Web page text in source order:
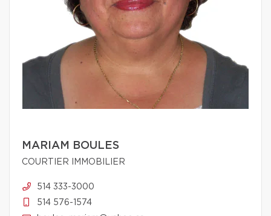
MARIAM BOULES
COURTIER IMMOBILIER
514 333-3000
514 576-1574